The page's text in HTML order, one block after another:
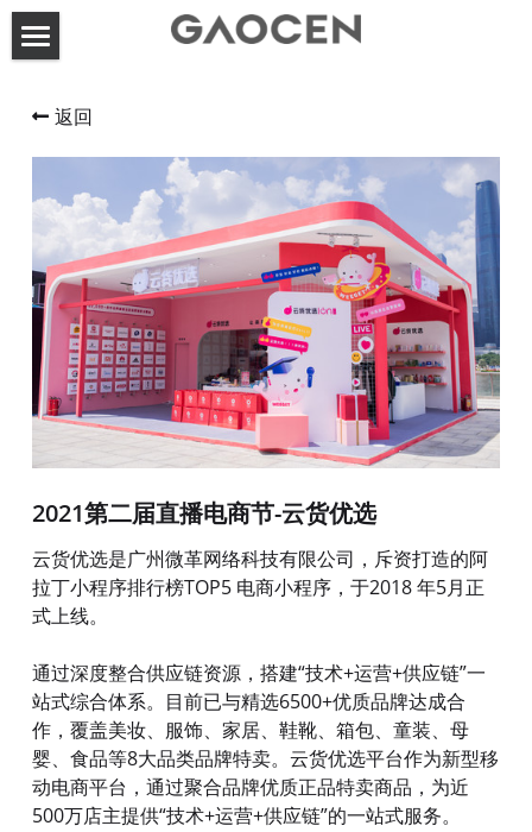
关于高呈
服务案例
展台设计搭建
活动策划执行
联系方式
搜索
返回
2021第二届直播电商节-云货优选
云货优选是广州微革网络科技有限公司，斥资打造的阿
拉丁小程序排行榜TOP5 电商小程序，于2018 年5月正
式上线。
通过深度整合供应链资源，搭建“技术+运营+供应链”一
站式综合体系。目前已与精选6500+优质品牌达成合
作，覆盖美妆、服饰、家居、鞋靴、箱包、童装、母
婴、食品等8大品类品牌特卖。云货优选平台作为新型移
动电商平台，通过聚合品牌优质正品特卖商品，为近
500万店主提供“技术+运营+供应链”的一站式服务。